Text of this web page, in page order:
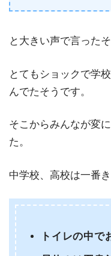
と大きい声で言ったそ
とてもショックで学
んでたそうです。
そこからみんなが変
た。
中学校、高校は一番
トイレの中で